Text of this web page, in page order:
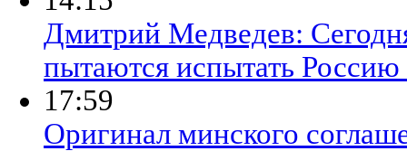
Дмитрий Медведев:
пытаются испытать Россию
17:59
Оригинал минского